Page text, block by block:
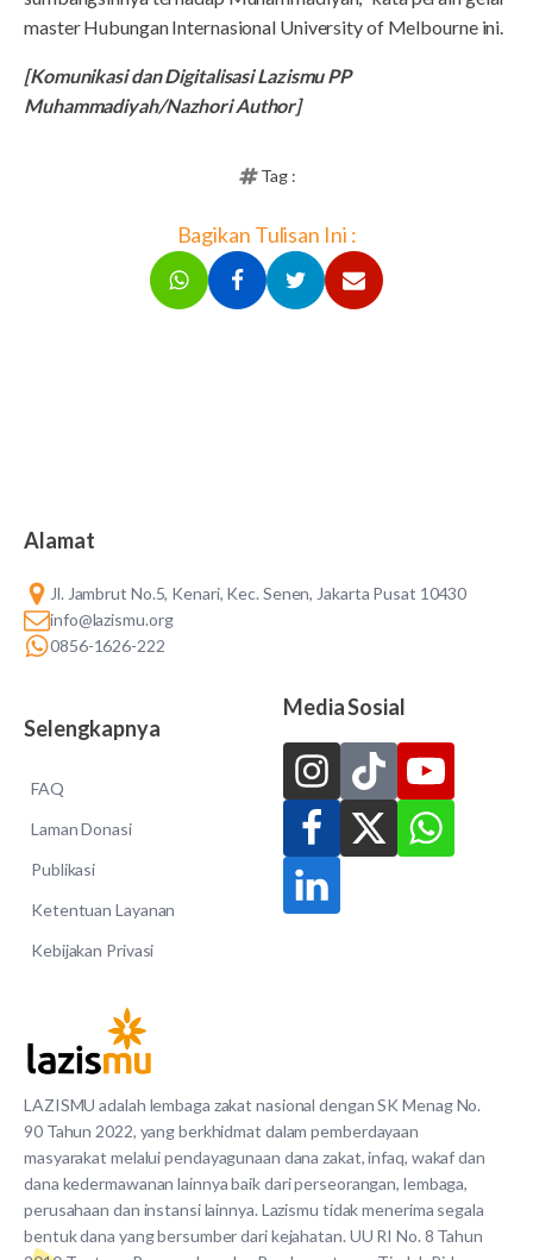
master Hubungan Internasional University of Melbourne ini.
[Komunikasi dan Digitalisasi Lazismu PP
Muhammadiyah/Nazhori Author]
Tag :
Bagikan Tulisan Ini :
LAZISMU adalah lembaga zakat nasional dengan SK Menag No.
90 Tahun 2022, yang berkhidmat dalam pemberdayaan
masyarakat melalui pendayagunaan dana zakat, infaq, wakaf dan
dana kedermawanan lainnya baik dari perseorangan, lembaga,
perusahaan dan instansi lainnya. Lazismu tidak menerima segala
bentuk dana yang bersumber dari kejahatan. UU RI No. 8 Tahun
Alamat
Jl. Jambrut No.5, Kenari, Kec. Senen, Jakarta Pusat 10430
info@lazismu.org
0856-1626-222
Selengkapnya
FAQ
Laman Donasi
Publikasi
Ketentuan Layanan
Kebijakan Privasi
Media Sosial